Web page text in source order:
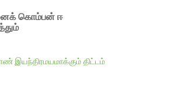
கொம்பன் ஈ
இயந்திரமயமாக்கும் திட்டம்